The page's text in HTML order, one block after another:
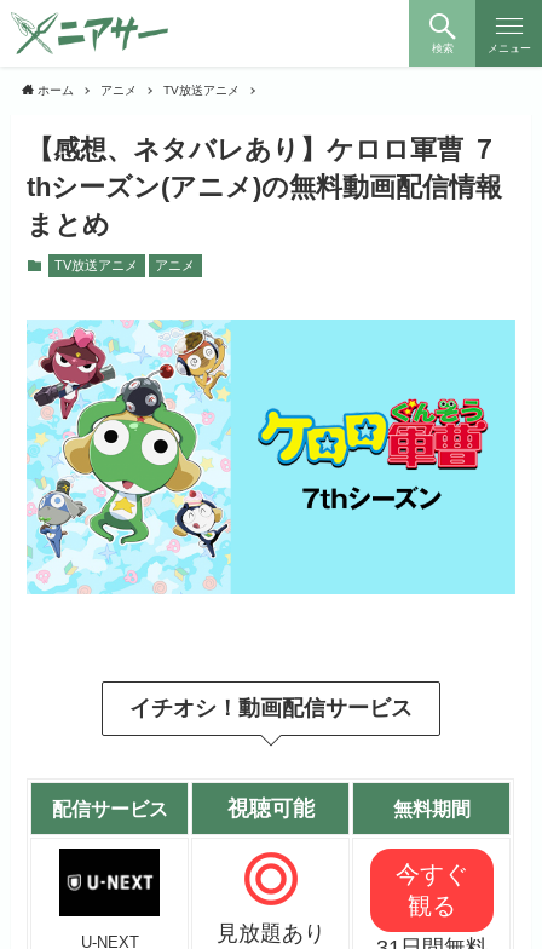
検索 メニュー
ホーム アニメ TV放送アニメ
【感想、ネタバレあり】ケロロ軍曹 ７
thシーズン(アニメ)の無料動画配信情報
まとめ
TV放送アニメ アニメ
イチオシ！動画配信サービス
配信サービス 視聴可能 無料期間
U-NEXT 見放題あり
今すぐ
観る